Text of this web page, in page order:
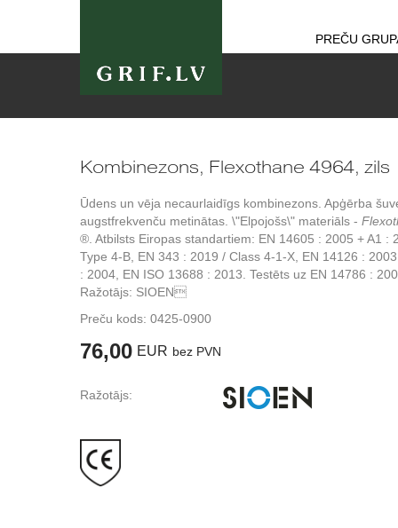
PREČU
Kombinezons, Flexothane 4964, zils
Ūdens un vēja necaurlaidīgs kombinezons. Apģērba
augstfrekvenču metinātas. \"Elpojošs\" materiāls -
®. Atbilsts Eiropas standartiem: EN 14605 : 2005 + A1 :
Type 4-B, EN 343 : 2019 / Class 4-1-X, EN 14126 :
: 2004, EN ISO 13688 : 2013. Testēts uz EN 14786 :
Ražotājs: SIOEN
Preču kods: 0425-0900
76,00 EUR bez PVN
Ražotājs: